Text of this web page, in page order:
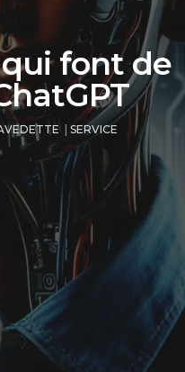
qui font de
SERVICE